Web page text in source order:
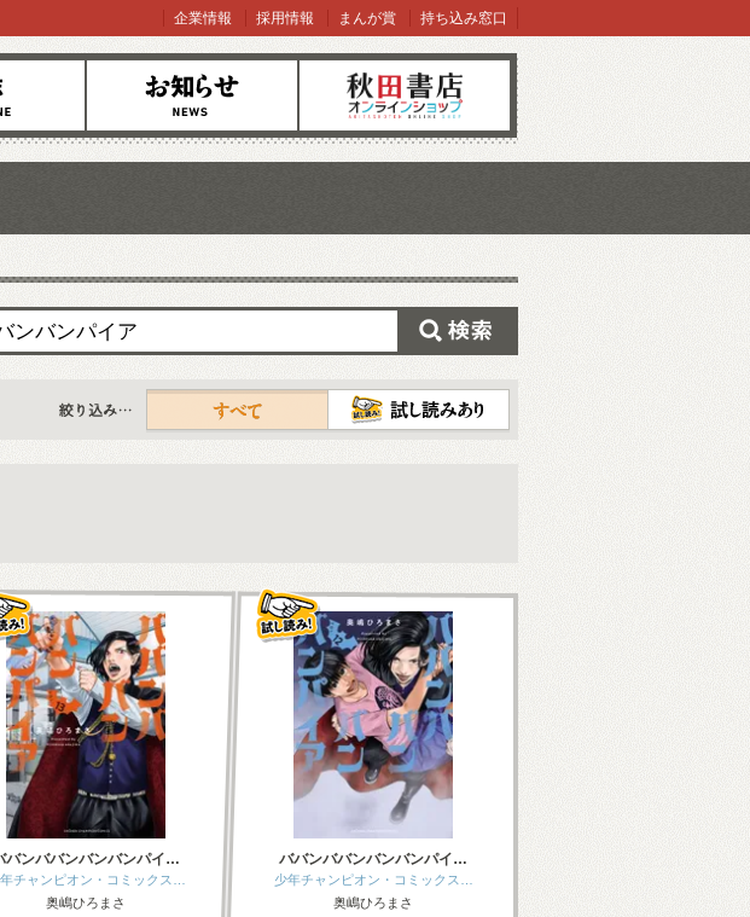
お知らせ オンラインショップ
企業情報 採用情報 まんが賞 持ち込み窓口
すべて
バンババンバンバンパイ…
チャンピオン・コミックス…
奥嶋ひろまさ
ババンババンバンバンパイ…
少年チャンピオン・コミックス…
奥嶋ひろまさ